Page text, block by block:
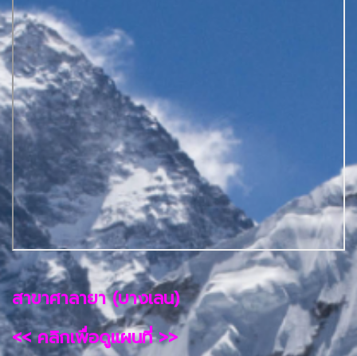
สาขาศาลายา (บางเลน)
<< คลิกเพื่อดูแผนที่ >>